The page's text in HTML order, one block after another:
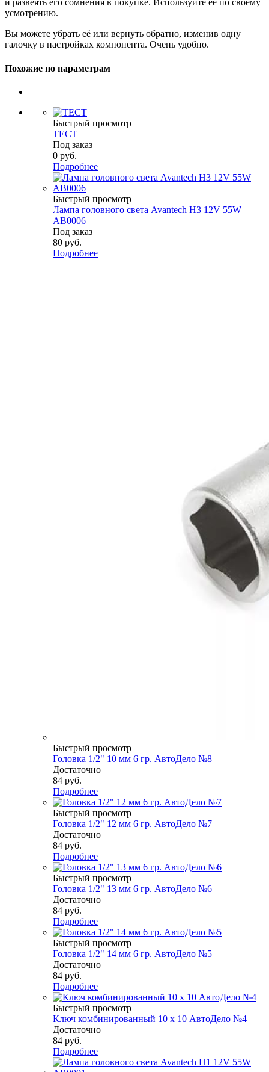
и развеять его сомнения в покупке. Используйте её по своему
усмотрению.
Вы можете убрать её или вернуть обратно, изменив одну
галочку в настройках компонента. Очень удобно.
Похожие по параметрам
Быстрый просмотр
ТЕСТ
Под заказ
0 руб.
Подробнее
Быстрый просмотр
Лампа головного света Avantech H3 12V 55W
AB0006
Под заказ
80 руб.
Подробнее
Быстрый просмотр
Головка 1/2" 10 мм 6 гр. АвтоДело №8
Достаточно
84 руб.
Подробнее
Быстрый просмотр
Головка 1/2" 12 мм 6 гр. АвтоДело №7
Достаточно
84 руб.
Подробнее
Быстрый просмотр
Головка 1/2" 13 мм 6 гр. АвтоДело №6
Достаточно
84 руб.
Подробнее
Быстрый просмотр
Головка 1/2" 14 мм 6 гр. АвтоДело №5
Достаточно
84 руб.
Подробнее
Быстрый просмотр
Ключ комбинированный 10 х 10 АвтоДело №4
Достаточно
84 руб.
Подробнее